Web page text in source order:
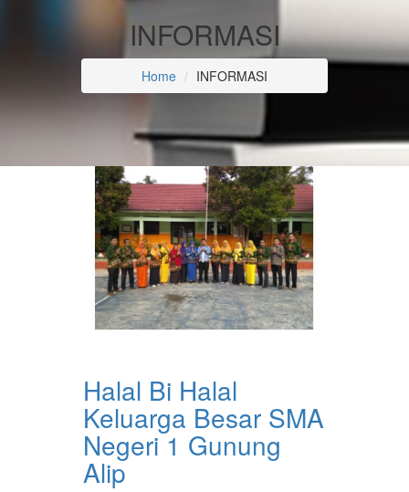
INFORMASI
Home INFORMASI
Halal Bi Halal
Keluarga Besar SMA
Negeri 1 Gunung
Alip